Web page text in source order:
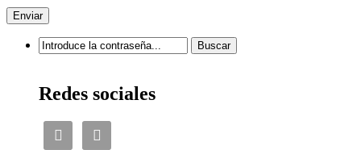
Redes sociales
 